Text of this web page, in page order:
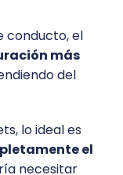
conducto, el
más
del
lo ideal es
el
necesitar